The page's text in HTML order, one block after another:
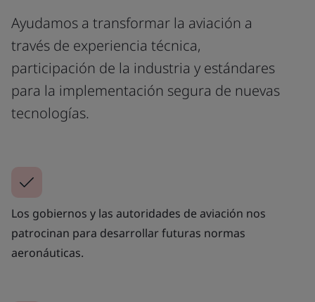
Ayudamos a transformar la aviación a
través de experiencia técnica,
participación de la industria y estándares
para la implementación segura de nuevas
tecnologías.
Los gobiernos y las autoridades de aviación nos
patrocinan para desarrollar futuras normas
aeronáuticas.